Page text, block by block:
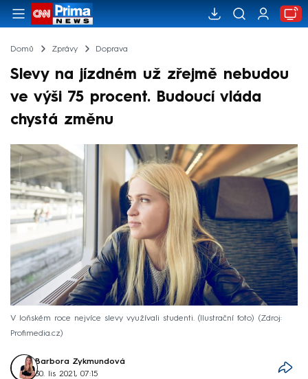
Domů Zprávy Doprava
Slevy na jízdném už zřejmě nebudou
ve výši 75 procent. Budoucí vláda
chystá změnu
V loňském roce nejvíce slevy využívali studenti. (Ilustrační foto)
Zdroj:
Profimedia.cz
Barbora Zykmundová
30. lis 2021, 07:15